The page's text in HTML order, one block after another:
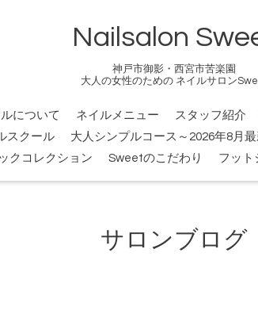
Nailsalon
神戸市御影・西宮市苦楽園
大人の女性のための ネイルサロン
について ネイルメニュー スタッフ紹介
スクール 大人シンプルコース～2026年8月最
クコレクション
Sweetのこだわり フット
サロンブログ